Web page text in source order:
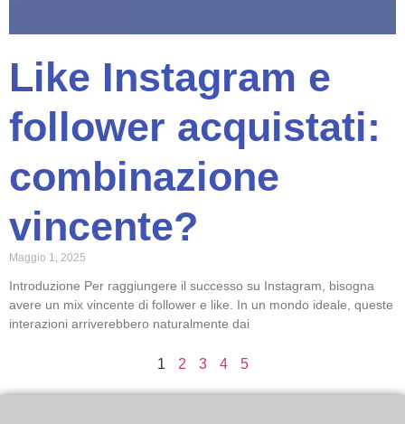
Like Instagram e
follower acquistati:
combinazione
vincente?
Maggio 1, 2025
Introduzione Per raggiungere il successo su Instagram, bisogna
avere un mix vincente di follower e like. In un mondo ideale, queste
interazioni arriverebbero naturalmente dai
1 2 3 4 5